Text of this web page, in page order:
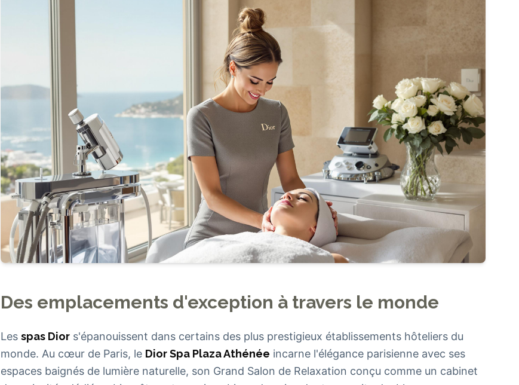
Des emplacements d'exception à travers le monde
Les spas Dior s'épanouissent dans certains des plus prestigieux établissements hôteliers du
monde. Au cœur de Paris, le Dior Spa Plaza Athénée incarne l'élégance parisienne avec ses
espaces baignés de lumière naturelle, son Grand Salon de Relaxation conçu comme un cabinet